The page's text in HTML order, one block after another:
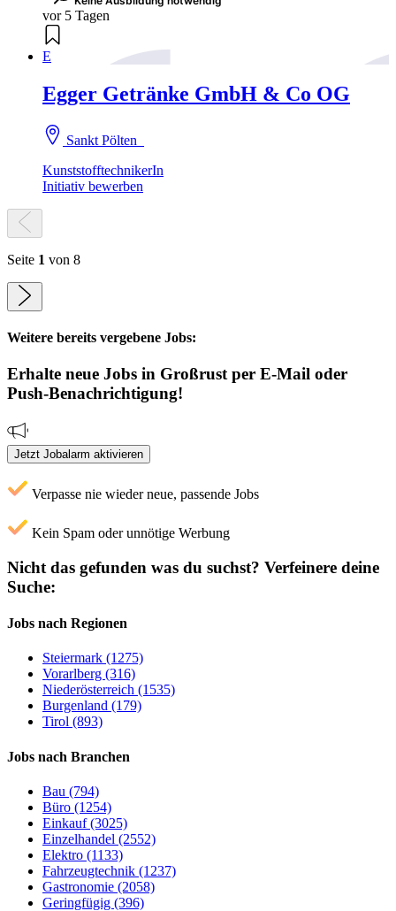
vor 5 Tagen
E
Egger Getränke GmbH & Co OG
Sankt Pölten
KunststofftechnikerIn
Initiativ bewerben
Seite 1 von 8
Weitere bereits vergebene Jobs:
Erhalte neue Jobs in Großrustper E-Mail oder
Push-Benachrichtigung!
Jetzt Jobalarm aktivieren
Verpasse nie wieder neue, passende Jobs
Kein Spam oder unnötige Werbung
Nicht das gefunden was du suchst? Verfeinere deine
Suche:
Jobs nach Regionen
Steiermark (1275)
Vorarlberg (316)
Niederösterreich (1535)
Burgenland (179)
Tirol (893)
Jobs nach Branchen
Bau (794)
Büro (1254)
Einkauf (3025)
Einzelhandel (2552)
Elektro (1133)
Fahrzeugtechnik (1237)
Gastronomie (2058)
Geringfügig (396)